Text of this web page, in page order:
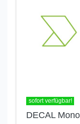
sofort verfügbar!
DECAL